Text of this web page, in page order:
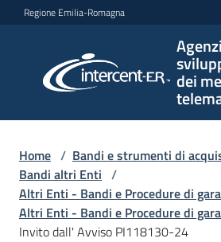
Vai al contenuto
Vai alla navigazione
Vai al footer
Regione Emilia-Romagna
dei
per lo
sviluppo
telematici
L'Agenzia
Home / Bandi e strumenti di
Bandi altri Enti /
Altri Enti - Bandi e Procedure di gara
Altri Enti - Bandi e Procedure di gara
Invito dall' Avviso PI118130-24